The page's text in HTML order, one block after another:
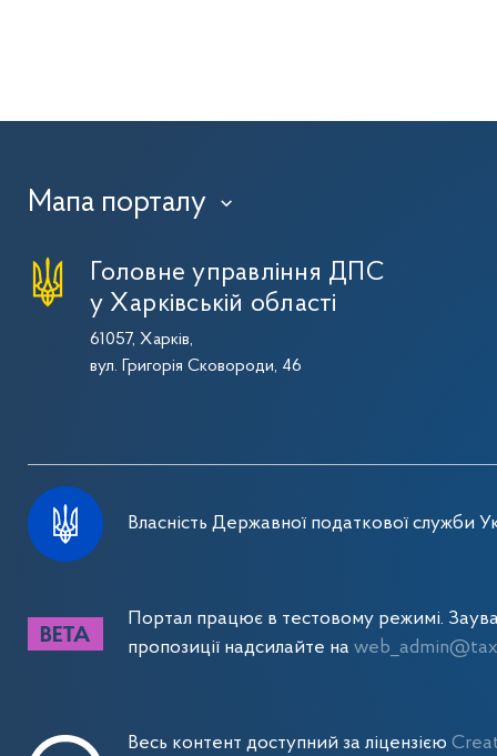
Мапа порталу ›
Головне управління ДПС
у Харківській області
61057, Харків,
вул. Григорія Сковороди, 46
Власність Державної податкової служби
Портал працює в тестовому режимі.
пропозиції надсилайте на
Весь контент доступний за ліцензією